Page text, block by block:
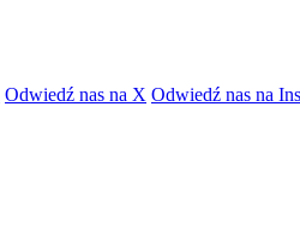
Odwiedź nas na X Odwiedź nas na